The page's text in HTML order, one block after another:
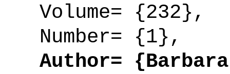
Volume= {232},
Number= {1},
Author= {Barbara